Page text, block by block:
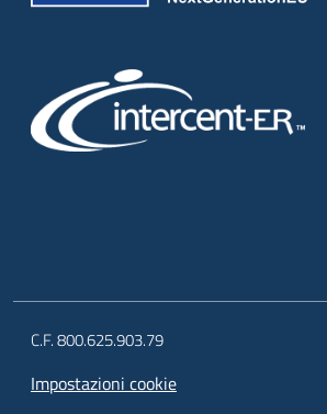
C.F. 800.625.903.79
Impostazioni cookie